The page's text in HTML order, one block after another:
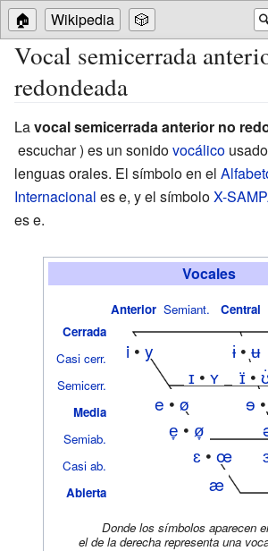
🏠 Wikipedia 🎲
Vocal semicerrada
redondeada
Lavocal semicerrada anterior no
escuchar) es un sonidovocálico
lenguas orales. El símbolo en el
Internacional es e, y el símboloX-
es e.
Vocales
Anterior Semiant. Central
Cerrada
i • y ɨ • ʉ
e̞ • ø̞
ɪ • ʏ
e • ø ɘ •
ɪ̈ •
ɛ • œ
æ
Casi cerr.
Semicerr.
Media
Semiab.
Casi ab.
Abierta
Donde los símbolos aparecen
el de la derecha representa una